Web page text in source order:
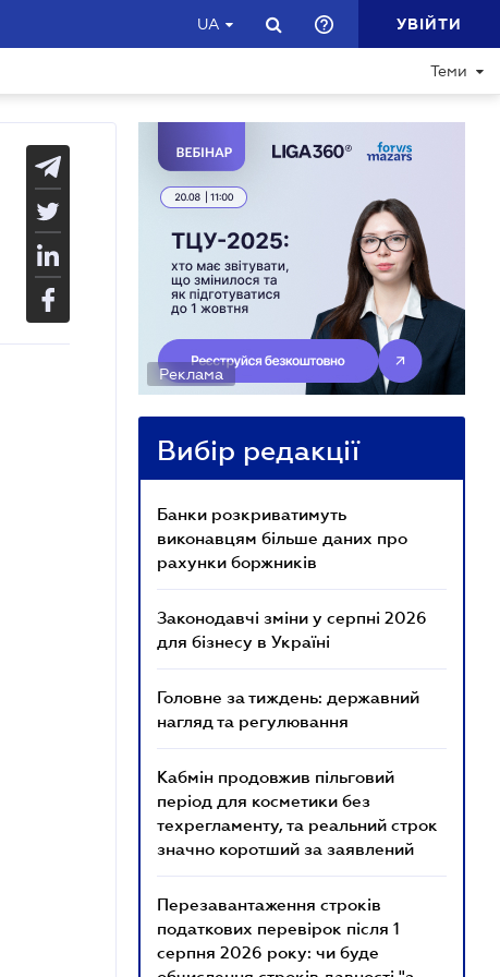
UA УВІЙТИ
Теми
Реклама
Вибір редакції
Банки розкриватимуть
виконавцям більше даних про
рахунки боржників
Законодавчі зміни у серпні 2026
для бізнесу в Україні
Головне за тиждень: державний
нагляд та регулювання
Кабмін продовжив пільговий
період для косметики без
техрегламенту, та реальний строк
значно коротший за заявлений
Перезавантаження строків
податкових перевірок після 1
серпня 2026 року: чи буде